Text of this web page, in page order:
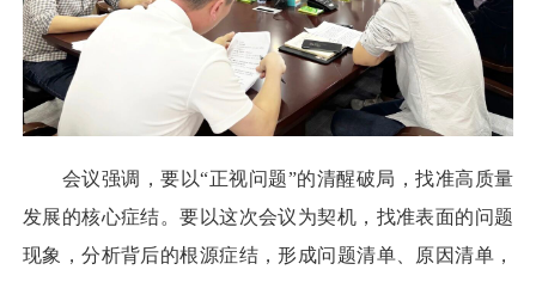
会议强调，要以“正视问题”的清醒破局，找准高质量
发展的核心症结。要以这次会议为契机，找准表面的问题
现象，分析背后的根源症结，形成问题清单、原因清单，